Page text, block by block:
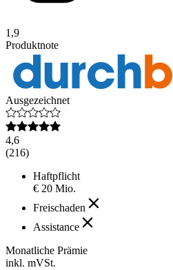
1,9
Produktnote
Ausgezeichnet
4,6
(216)
Haftpflicht
€ 20 Mio.
Freischaden
Assistance
Monatliche Prämie
inkl. mVSt.